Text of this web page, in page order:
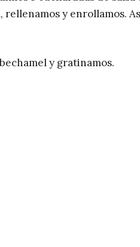
rellenamos y enrollamos.
y gratinamos.